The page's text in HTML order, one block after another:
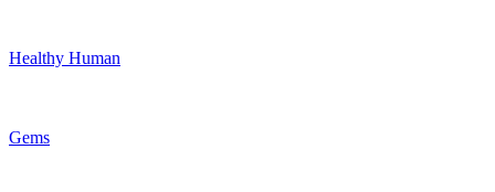
Healthy Human
Gems